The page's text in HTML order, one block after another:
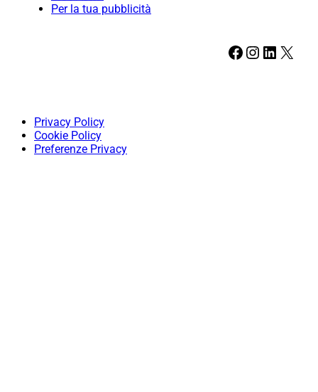
Per la tua pubblicità
Facebook Instagram LinkedIn X
Privacy Policy
Cookie Policy
Preferenze Privacy